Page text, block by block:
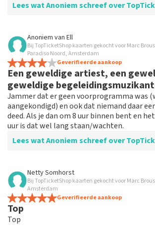
Lees wat Anoniem schreef over
Beoordeling van Anoniem over
Snel.
Anoniem van Ell
Bij TopTicketShop kaarten gekocht voor Marc
Paradiso Noord, Amsterdam
Geverifieerde aankoop
Een geweldige artiest, een
geweldige
Jammer dat er geen voorprogramma was
aangekondigd) en ook dat niemand daar
deed. Als je dan om 8 uur binnen bent en
uur is dat wel lang staan/wachten.
Lees wat Anoniem schreef over
Beoordeling van Anoniem over
Tickets bestellen verliep prima
Een aanrader.
Netty Somhorst
Bij TopTicketShop kaarten gekocht voor Marc
Amsterdam
Geverifieerde aankoop
Top
Top